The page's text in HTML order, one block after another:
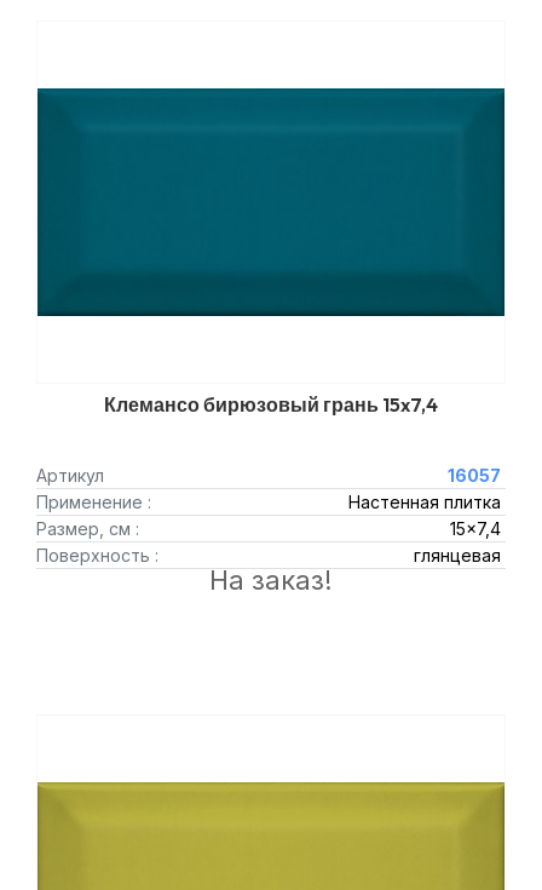
Клемансо бирюзовый грань 15x7,4
Артикул
16057
Применение :
Настенная плитка
Размер, см :
15x7,4
Поверхность :
глянцевая
На заказ!